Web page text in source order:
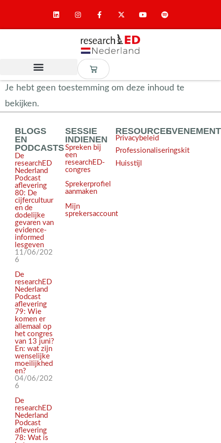
Je hebt geen toestemming om deze inhoud te
bekijken.
BLOGS
EN
PODCASTS
De
researchED
Nederland
Podcast
aflevering
80: De
cijfercultuur
en de
dodelijke
gevaren van
evidence-
informed
lesgeven
11/06/202
6
De
researchED
Nederland
Podcast
aflevering
79: Wie
komen er
allemaal op
het congres
van 13 juni?
En: wat zijn
wenselijke
moeilijkhed
en?
04/06/202
6
De
researchED
Nederland
Podcast
aflevering
78: Wat is
SESSIE
INDIENEN
Spreken bij
een
researchED-
congres
Sprekerprofiel
aanmaken
Mijn
sprekersaccount
RESOURCES
Privacybeleid
Professionaliseringskit
Huisstijl